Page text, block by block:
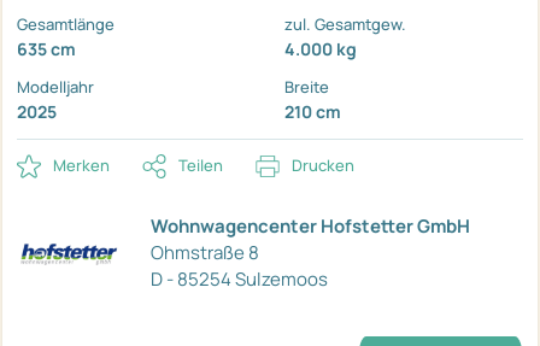
Gesamtlänge
635 cm
zul. Gesamtgew.
4.000 kg
Modelljahr
2025
Breite
210 cm
Merken Teilen Drucken
Wohnwagencenter Hofstetter GmbH
Ohmstraße 8
D - 85254 Sulzemoos